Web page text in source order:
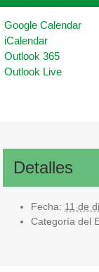
Google Calendar
iCalendar
Outlook 365
Outlook Live
Detalles
Fecha: 11 de
Categoría del